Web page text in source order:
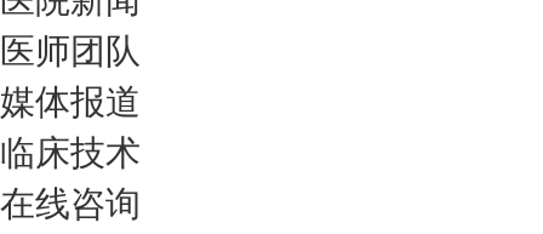
医师团队
媒体报道
临床技术
在线咨询